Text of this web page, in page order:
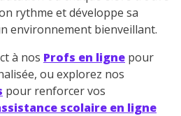
rythme et développe sa
environnement bienveillant.
à nos Profs en ligne pour
ou explorez nos
pour renforcer vos
scolaire en ligne
scolaire du CP à
par tchat, audio ou